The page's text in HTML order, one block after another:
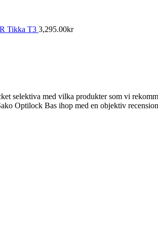
Tikka T3 3,295.00kr
selektiva med vilka produkter som vi
Optilock Bas ihop med en objektiv